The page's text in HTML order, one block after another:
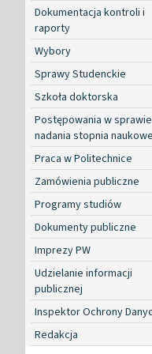
Dokumentacja kontroli i
raporty
Wybory
Sprawy Studenckie
Szkoła doktorska
Postępowania w sprawie
nadania stopnia
Praca w Politechnice
Zamówienia publiczne
Programy studiów
Dokumenty publiczne
Imprezy PW
Udzielanie informacji
publicznej
Inspektor Ochrony
Redakcja